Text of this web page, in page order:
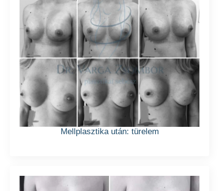
Mellplasztika után: türelem